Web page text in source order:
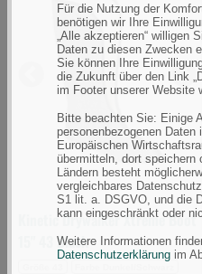
Für die Nutzung der
benötigen wir Ihre
„Alle akzeptieren“ willigen
Daten zu diesen Zwecken
Sie können Ihre
die Zukunft über den Link
im Footer unserer Website
Bitte beachten Sie: Einige
personenbezogenen Daten
Europäischen
übermitteln, dort speichern
Ländern besteht
vergleichbares
S1 lit. a. DSGVO, und die
kann eingeschränkt oder
Weitere Informationen
Datenschutzerklärung im
Drywalker
Xtreme
Previous
Kinetic Drywalker Xtreme Boot
15" 43 Black